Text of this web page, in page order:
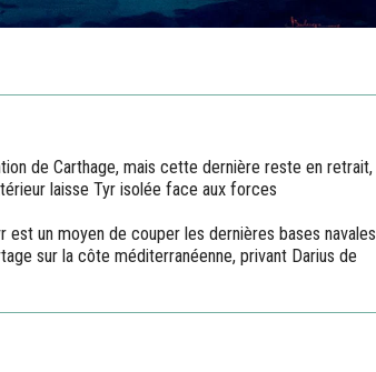
de Carthage, mais cette dernière reste en retrait,
laisse Tyr isolée face aux forces
est un moyen de couper les dernières bases navales
sur la côte méditerranéenne, privant Darius de